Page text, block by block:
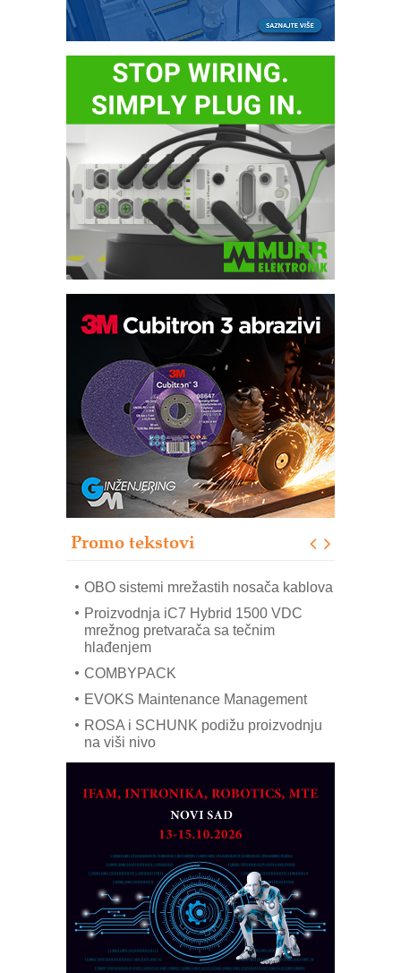
Promo tekstovi
Potpuna efikasnost bez složenih
sistema
Trajna oznaka kao dugoročna korist
Bezbednost na prvom mestu!
IB BLUMENAUER - više od 40 godina
poverenja u industriji
RMQ-TITAN ADVANCED INDICATOR
– Pametna signalizacija za efikasnije
upravljanje mašinama
Mitutoyo Crysta-Apex V PLUS: Nova
OBO sistemi mrežastih nosača kablova
Proizvodnja iC7 Hybrid 1500 VDC
mrežnog pretvarača sa tečnim
hlađenjem
COMBYPACK
EVOKS Maintenance Management
ROSA i SCHUNK podižu proizvodnju
na viši nivo
MAREX - Lim i mašine za savremena
Marcom-plast d.o.o.- vaš pouzdan
partner
CTO - Prilagodite svoju toplinsku
obradu!
Razvoj asortimanskog pravca MINI-
PLC AKYTEC
AUKOM: Svetski standard metrologije